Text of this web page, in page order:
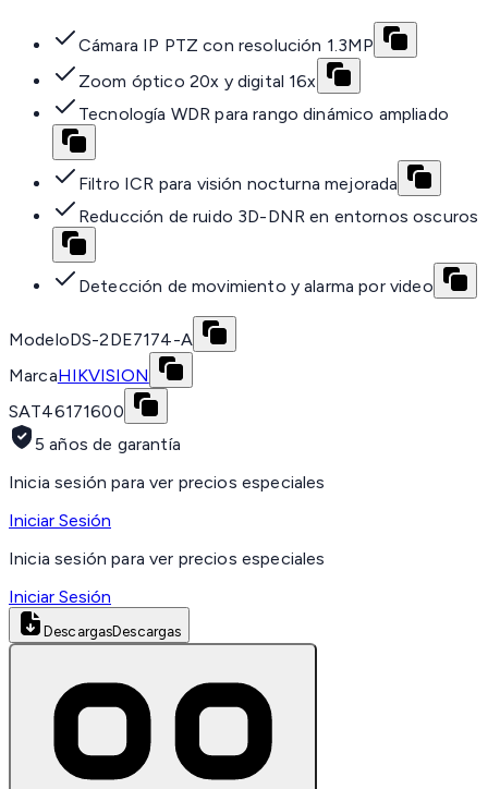
Cámara IP PTZ con resolución 1.3MP
Zoom óptico 20x y digital 16x
Tecnología WDR para rango dinámico ampliado
Filtro ICR para visión nocturna mejorada
Reducción de ruido 3D-DNR en entornos oscuros
Detección de movimiento y alarma por video
ModeloDS-2DE7174-A
MarcaHIKVISION
SAT46171600
5 años de garantía
Inicia sesión para ver precios especiales
Iniciar Sesión
Inicia sesión para ver precios especiales
Iniciar Sesión
DescargasDescargas